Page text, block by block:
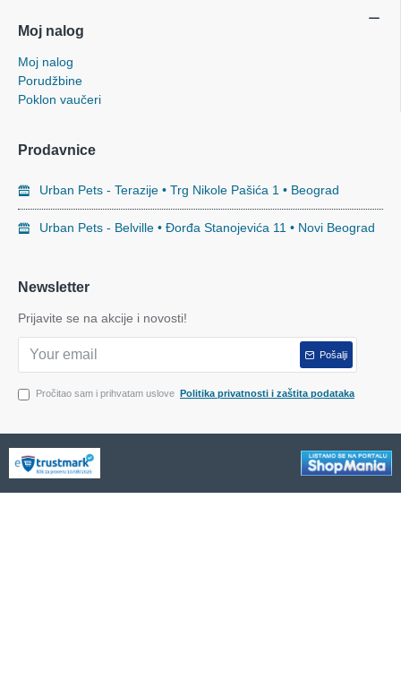
Moj nalog
Moj nalog
Porudžbine
Poklon vaučeri
Prodavnice
Urban Pets - Terazije • Trg Nikole Pašića 1 • Beograd
Urban Pets - Belville • Đorđa Stanojevića 11 • Novi Beograd
Newsletter
Prijavite se na akcije i novosti!
Pošalji
Pročitao sam i prihvatam uslove Politika privatnosti i zaštita podataka